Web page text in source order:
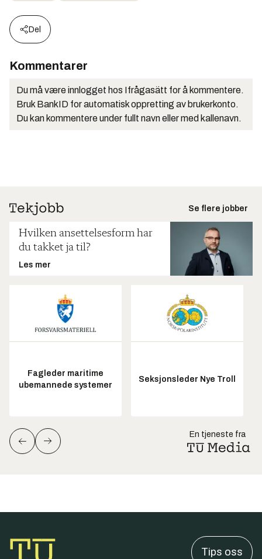
Del
Kommentarer
Du må være innlogget hos Ifrågasätt for å kommentere.
Bruk BankID for automatisk oppretting av brukerkonto.
Du kan kommentere under fullt navn eller med kallenavn.
Se flere jobber
Hvilken ansettelsesform har
du takket ja til?
Les mer
Fagleder maritime
ubemannede systemer
Seksjonsleder Nye Troll
En tjeneste fra
Tips oss